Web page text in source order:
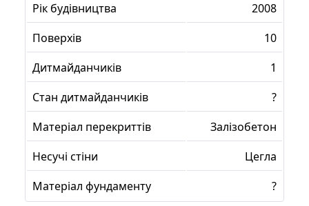
Рік будівництва
2008
Поверхів
10
Дитмайданчиків
1
Стан дитмайданчиків
?
Матеріал перекриттів
Залізобетон
Несучі стіни
Цегла
Матеріал фундаменту
?